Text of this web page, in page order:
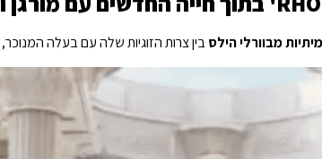
מבוורלי הילסבין צרות הזוגיות שלה עם בעלה המנוכר,